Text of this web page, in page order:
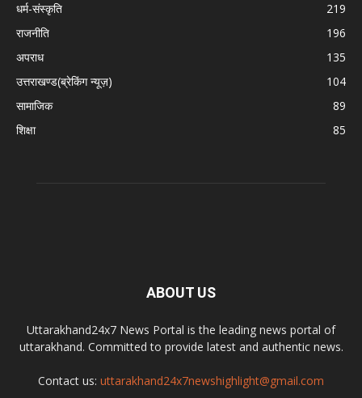
धर्म-संस्कृति
219
राजनीति
196
अपराध
135
उत्तराखण्ड(ब्रेकिंग न्यूज़)
104
सामाजिक
89
शिक्षा
85
ABOUT US
Uttarakhand24x7 News Portal is the leading news portal of
uttarakhand. Committed to provide latest and authentic news.
Contact us: uttarakhand24x7newshighlight@gmail.com